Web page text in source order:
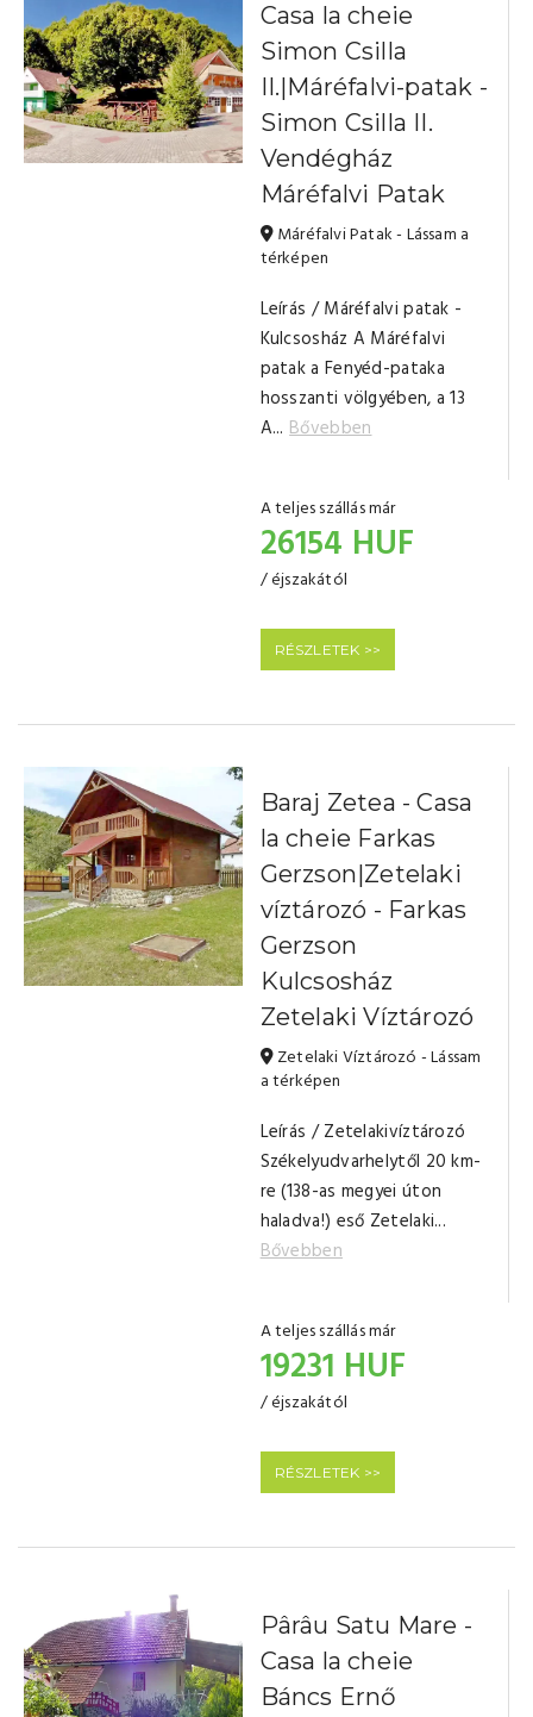
Casa la cheie
Simon Csilla
II.|Máréfalvi-patak -
Simon Csilla II.
Vendégház
Máréfalvi Patak
Máréfalvi Patak - Lássam a
térképen
Leírás / Máréfalvi patak -
Kulcsosház A Máréfalvi
patak a Fenyéd-pataka
hosszanti völgyében, a 13
A...Bővebben
A teljes szállás már
26154 HUF
/ éjszakától
RÉSZLETEK >>
Baraj Zetea - Casa
la cheie Farkas
Gerzson|Zetelaki
víztározó - Farkas
Gerzson
Kulcsosház
Zetelaki Víztározó
Zetelaki Víztározó - Lássam
a térképen
Leírás / Zetelakivíztározó
Székelyudvarhelytől 20 km-
re (138-as megyei úton
haladva!) eső Zetelaki...
Bővebben
A teljes szállás már
19231 HUF
/ éjszakától
RÉSZLETEK >>
Pârâu Satu Mare -
Casa la cheie
Báncs Ernő